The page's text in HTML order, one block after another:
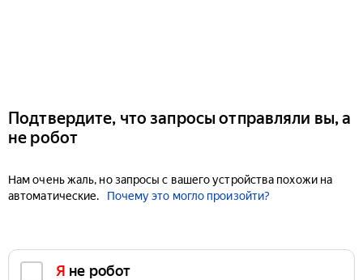
Подтвердите, что запросы отправляли вы, а
не робот
Нам очень жаль, но запросы с вашего устройства похожи на
автоматические.
Почему это могло произойти?
Я не робот